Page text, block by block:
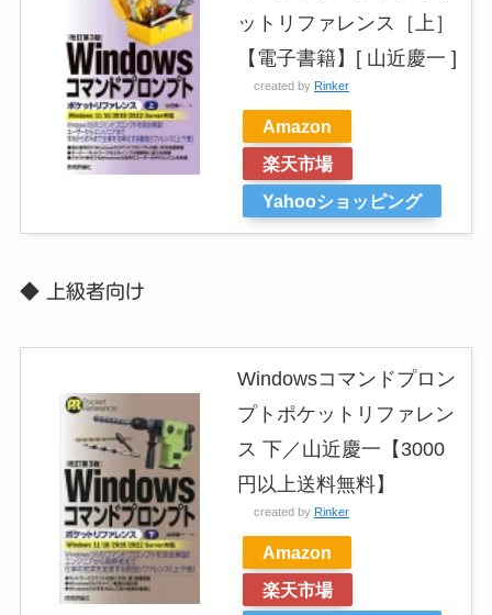
ットリファレンス［上］
【電子書籍】[ 山近慶一 ]
created by Rinker
Amazon
楽天市場
Yahooショッピング
◆ 上級者向け
Windowsコマンドプロン
プトポケットリファレン
ス 下／山近慶一【3000
円以上送料無料】
created by Rinker
Amazon
楽天市場